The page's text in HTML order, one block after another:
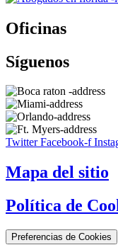
Oficinas
Síguenos
Twitter Facebook-f
Mapa del sitio
Política de
Preferencias de Cookies